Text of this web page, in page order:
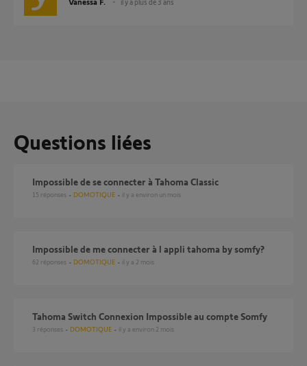
Questions liées
Impossible de se connecter à Tahoma Classic
15 réponses DOMOTIQUE il y a environ un mois
Impossible de me connecter à l appli tahoma by somfy?
62 réponses DOMOTIQUE il y a 2 mois
Tahoma Switch Connexion Impossible au compte Somfy
3 réponses DOMOTIQUE il y a environ 2 mois